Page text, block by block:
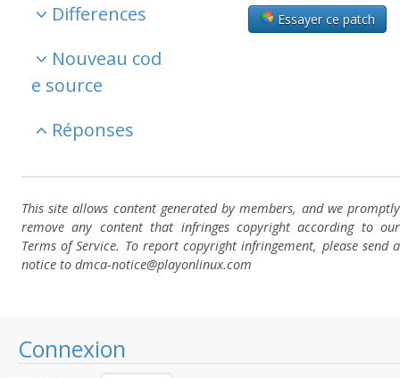
Connexion
Essayer ce patch
Differences
Nouveau cod
e source
Réponses
This site allows content generated by members, and we promptly
remove any content that infringes copyright according to our
Terms of Service. To report copyright infringement, please send a
notice to dmca-notice@playonlinux.com